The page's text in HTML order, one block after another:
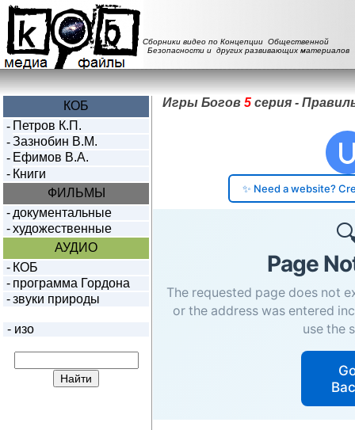
Сборники видео по Концепции Общественной
Безопасности и других развивающих материалов
КОБ
- Петров К.П.
- Зазнобин В.М.
- Ефимов В.А.
- Книги
ФИЛЬМЫ
- документальные
- художественные
АУДИО
- КОБ
- программа Гордона
- звуки природы
- изо
Игры Богов 5 серия -